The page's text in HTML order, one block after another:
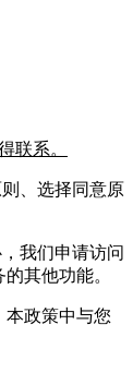
联系。
、选择同意原
我们申请访问
其他功能。
本政策中与您